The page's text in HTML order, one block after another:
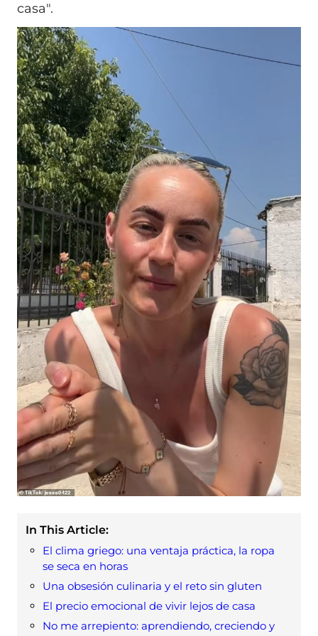
casa".
In This Article:
El clima griego: una ventaja práctica, la ropa
se seca en horas
Una obsesión culinaria y el reto sin gluten
El precio emocional de vivir lejos de casa
No me arrepiento: aprendiendo, creciendo y